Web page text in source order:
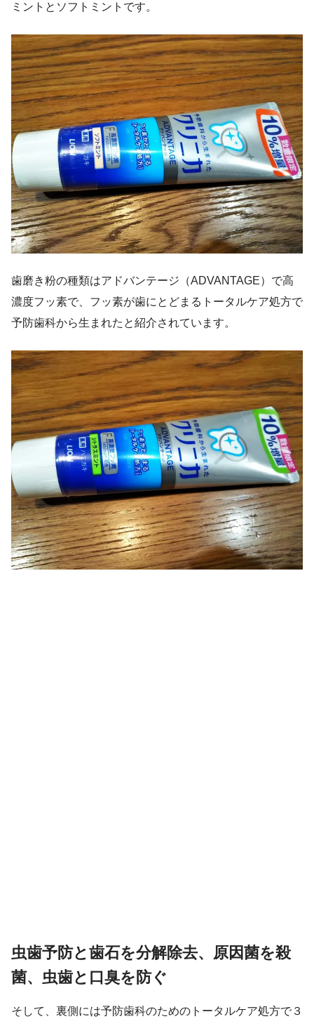
ミントとソフトミントです。
歯磨き粉の種類はアドバンテージ（ADVANTAGE）で高
濃度フッ素で、フッ素が歯にとどまるトータルケア処方で
予防歯科から生まれたと紹介されています。
虫歯予防と歯石を分解除去、原因菌を殺
菌、虫歯と口臭を防ぐ
そして、裏側には予防歯科のためのトータルケア処方で３